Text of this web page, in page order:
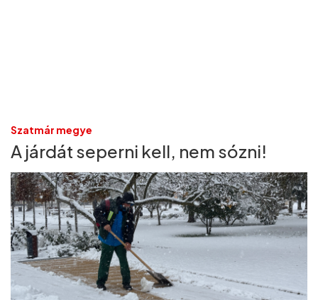
Szatmár megye
A járdát seperni kell, nem sózni!